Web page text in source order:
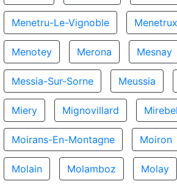
Menetru-Le-Vignoble
Menotey Merona Mesnay
Messia-Sur-Sorne Meussia
Miery Mignovillard Mirebel
Moirans-En-Montagne Moiron
Molain Molamboz Molay